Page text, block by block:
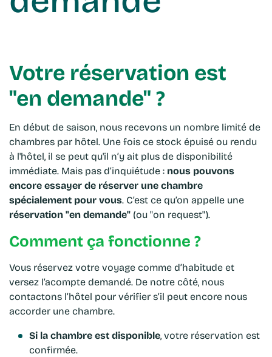
Votre réservation est
"en demande" ?
En début de saison, nous recevons un nombre limité de
chambres par hôtel. Une fois ce stock épuisé ou rendu
à l'hôtel, il se peut qu'il n’y ait plus de disponibilité
immédiate. Mais pas d’inquiétude : nous pouvons
encore essayer de réserver une chambre
spécialement pour vous. C’est ce qu’on appelle une
réservation "en demande" (ou "on request").
Comment ça fonctionne ?
Vous réservez votre voyage comme d’habitude et
versez l’acompte demandé. De notre côté, nous
contactons l’hôtel pour vérifier s’il peut encore nous
accorder une chambre.
Si la chambre est disponible, votre réservation est
confirmée.